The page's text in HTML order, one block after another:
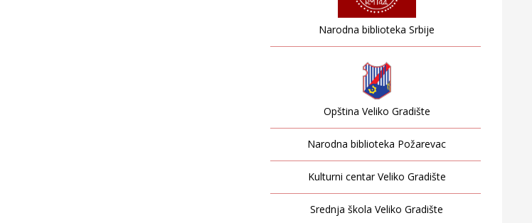
Narodna biblioteka Srbije
Opština Veliko Gradište
Narodna biblioteka Požarevac
Kulturni centar Veliko Gradište
Srednja škola Veliko Gradište